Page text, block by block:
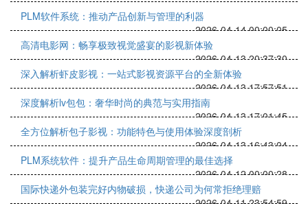
PLM软件系统：推动产品创新与管理的利器
2026-04-14 00:00:05
高清电影网：畅享极致视觉盛宴的影视新体验
2026-04-13 20:37:30
深入解析虾皮影视：一站式影视资源平台的全新体验
2026-04-13 17:57:51
深度解析lv包包：奢华时尚的典范与实用指南
2026-04-13 17:01:45
全方位解析包子影视：功能特色与使用体验深度剖析
2026-04-13 16:43:04
PLM系统软件：提升产品生命周期管理的最佳选择
2026-04-12 00:00:28
国际快递外包装完好内物破损，快递公司为何常拒绝理赔
2026-04-11 23:54:59